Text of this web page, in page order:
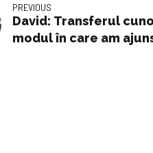
PREVIOUS
David: Transferul
modul în care am